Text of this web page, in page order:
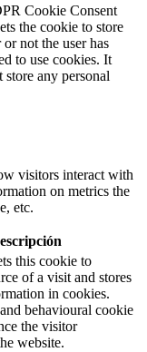
Cookie Consent
the cookie to store
not the user has
to use cookies. It
store any personal
visitors interact with
on metrics the
etc.
this cookie to
of a visit and stores
in cookies.
behavioural cookie
the visitor
website.